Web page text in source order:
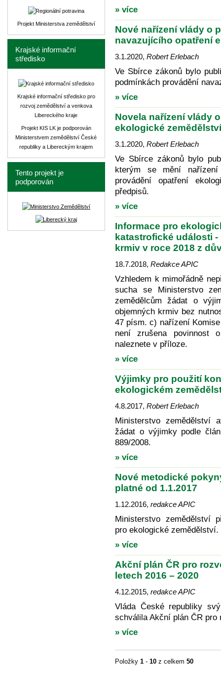
» více
Nové nařízení vlády o
navazujícího opatření
3.1.2020, Robert Erlebach
Ve Sbírce zákonů bylo
podmínkách provádění
» více
Novela nařízení vlády
ekologické zemědělství
3.1.2020, Robert Erlebach
Ve Sbírce zákonů bylo
kterým se mění
provádění opatření
předpisů.
» více
Informace pro
katastrofické události
krmiv v roce 2018 z
18.7.2018, Redakce APIC
Vzhledem k mimořádně
sucha se Ministerstvo
zemědělcům žádat o
objemných krmiv bez
47 písm. c) nařízení
není zrušena povinnost
naleznete v příloze.
» více
Výjimky pro použití
ekologickém
4.8.2017, Robert Erlebach
Ministerstvo zemědělství
žádat o výjimky podle
889/2008.
» více
Nové metodické
platné od 1.1.2017
1.12.2016, redakce APIC
Ministerstvo zemědělství
pro ekologické zemědělství.
» více
Akční plán ČR pro
letech 2016 – 2020
4.12.2015, redakce APIC
Vláda České republiky
schválila Akční plán ČR
» více
Položky 1 - 10 z celkem 50
Projekt Ministerstva zemědělství
Krajské informační
středisko
Krajské informační středisko pro
rozvoj zemědělství a venkova
Libereckého kraje
Projekt KIS LK je podporován
Ministerstvem zemědělství České
republiky a Libereckým krajem
Tento projekt je
podporován